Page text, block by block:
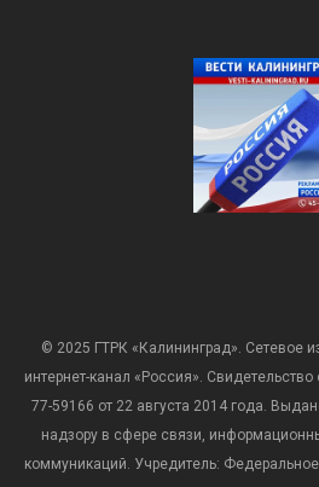
© 2025 ГТРК «Калининград». Сетевое
интернет-канал «Россия».
77-59166 от 22 августа 2014 года.
надзору в сфере связи,
коммуникаций. Учредитель: